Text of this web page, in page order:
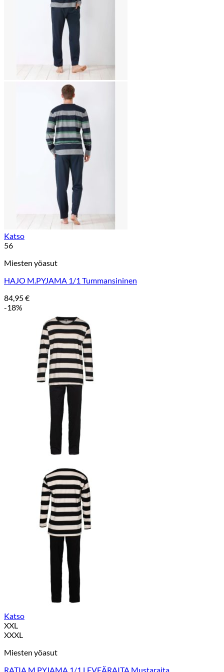
Katso
56
Miesten yöasut
HAJO M.PYJAMA 1/1 Tummansininen
84,95€
-18%
Katso
XXL
XXXL
Miesten yöasut
RATIA M.PYJAMA 1/1 LEVEÄRAITA Mustaraita